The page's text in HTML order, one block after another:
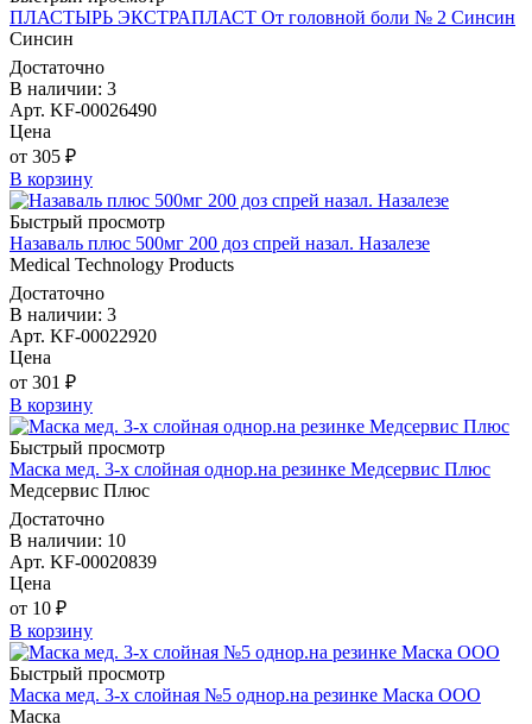
ПЛАСТЫРЬ ЭКСТРАПЛАСТ От головной боли № 2 Синсин
Синсин
Достаточно
В наличии: 3
Арт. KF-00026490
Цена
от 305 ₽
В корзину
Быстрый просмотр
Назаваль плюс 500мг 200 доз спрей назал. Назалезе
Medical Technology Products
Достаточно
В наличии: 3
Арт. KF-00022920
Цена
от 301 ₽
В корзину
Быстрый просмотр
Маска мед. 3-х слойная однор.на резинке Медсервис Плюс
Медсервис Плюс
Достаточно
В наличии: 10
Арт. KF-00020839
Цена
от 10 ₽
В корзину
Быстрый просмотр
Маска мед. 3-х слойная №5 однор.на резинке Маска ООО
Маска